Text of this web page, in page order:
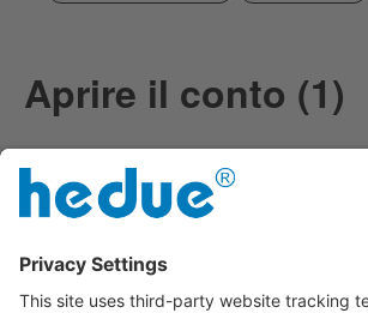
Aprire il conto (1)
La prego di indicare il suo